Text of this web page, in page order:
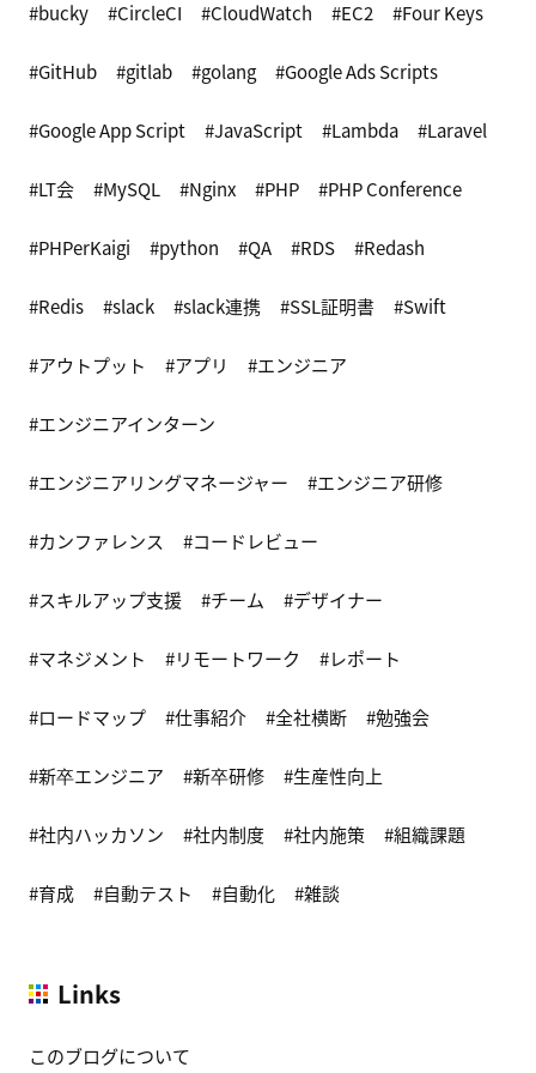
bucky CircleCI CloudWatch EC2 Four Keys
GitHub gitlab golang Google Ads Scripts
Google App Script JavaScript Lambda Laravel
LT会 MySQL Nginx PHP PHP Conference
PHPerKaigi python QA RDS Redash
Redis slack slack連携 SSL証明書 Swift
アウトプット アプリ エンジニア
エンジニアインターン
エンジニアリングマネージャー エンジニア研修
カンファレンス コードレビュー
スキルアップ支援 チーム デザイナー
マネジメント リモートワーク レポート
ロードマップ 仕事紹介 全社横断 勉強会
新卒エンジニア 新卒研修 生産性向上
社内ハッカソン 社内制度 社内施策 組織課題
育成 自動テスト 自動化 雑談
Links
このブログについて